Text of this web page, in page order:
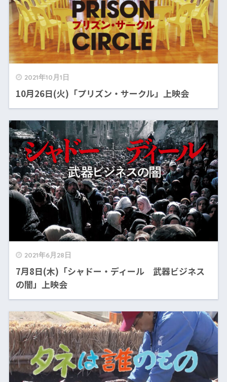
2021年10月1日
10月26日(火)「プリズン・サークル」上映会
2021年6月28日
7月8日(木)「シャドー・ディール 武器ビジネス
の闇」上映会